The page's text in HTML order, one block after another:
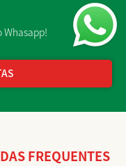
Whasapp!
FREQUENTES